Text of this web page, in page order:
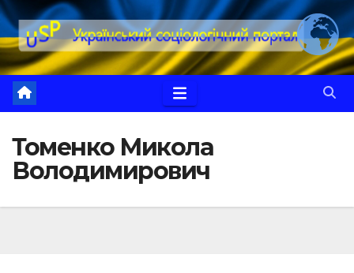
Перейти
до
вмісту
Томенко Микола
Володимирович